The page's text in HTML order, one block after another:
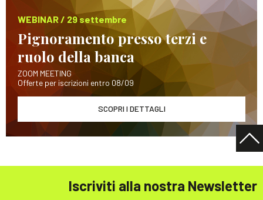
WEBINAR / 29 settembre
Pignoramento presso terzi e
ruolo della banca
ZOOM MEETING
Offerte per iscrizioni entro 08/09
SCOPRI I DETTAGLI
Iscriviti alla nostra Newsletter